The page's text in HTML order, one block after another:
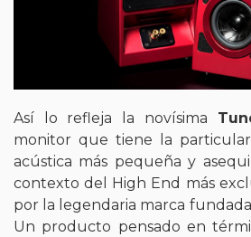
Así lo refleja la novísima
monitor que tiene la
acústica más pequeña y
contexto del High End más
por la legendaria marca
Un producto pensado en